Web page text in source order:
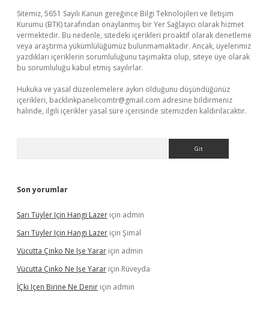
Sitemiz, 5651 Sayılı Kanun gereğince Bilgi Teknolojileri ve İletişim
Kurumu (BTK) tarafından onaylanmış bir Yer Sağlayıcı olarak hizmet
vermektedir. Bu nedenle, sitedeki içerikleri proaktif olarak denetleme
veya araştırma yükümlülüğümüz bulunmamaktadır. Ancak, üyelerimiz
yazdıkları içeriklerin sorumluluğunu taşımakta olup, siteye üye olarak
bu sorumluluğu kabul etmiş sayılırlar.
Hukuka ve yasal düzenlemelere aykırı olduğunu düşündüğünüz
içerikleri, backlinkpanelicomtr@gmail.com adresine bildirmeniz
halinde, ilgili içerikler yasal süre içerisinde sitemizden kaldırılacaktır.
Son yorumlar
Sarı Tüyler Için Hangi Lazer için admin
Sarı Tüyler Için Hangi Lazer için Şimal
Vücutta Çinko Ne Işe Yarar için admin
Vücutta Çinko Ne Işe Yarar için Rüveyda
İÇki Içen Birine Ne Denir için admin